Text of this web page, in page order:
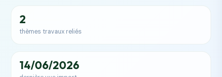
2
thèmes travaux reliés
14/06/2026